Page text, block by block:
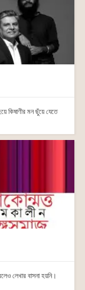
কিষাণীর মন ছুঁয়ে যেতে
লেখার বাসনা হয়নি।